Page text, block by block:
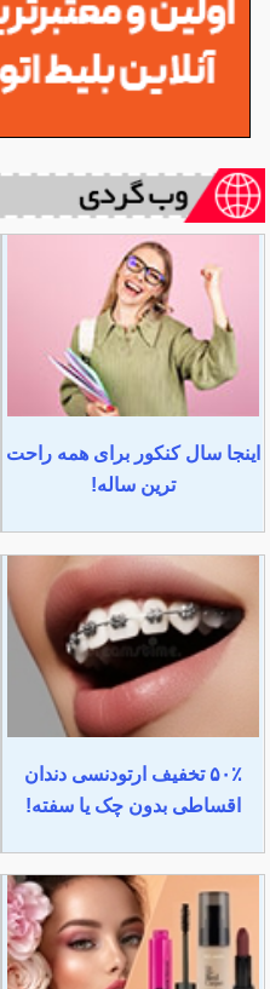
اینجا سال کنکور برای همه راحت
ترین ساله!
۵۰٪ تخفیف ارتودنسی دندان
اقساطی بدون چک یا سفته!